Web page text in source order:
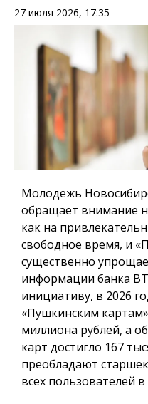
27 июля 2026, 17:35
Молодежь
обращает внимание
как на
свободное время, и
существенно
информации банка
инициативу, в 2026
«Пушкинским
миллиона рублей, а
карт достигло 167
преобладают
всех пользователей